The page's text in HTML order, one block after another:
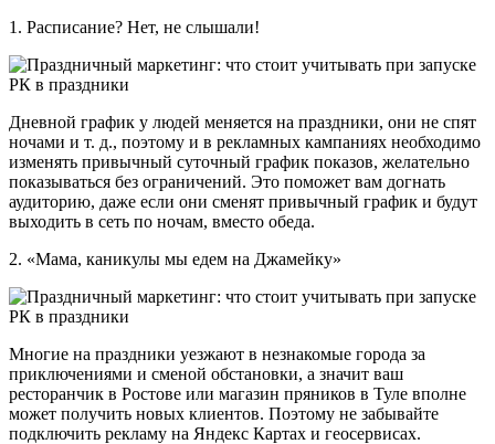
1. Расписание? Нет, не слышали!
Дневной график у людей меняется на праздники, они не спят
ночами и т. д., поэтому и в рекламных кампаниях необходимо
изменять привычный суточный график показов, желательно
показываться без ограничений. Это поможет вам догнать
аудиторию, даже если они сменят привычный график и будут
выходить в сеть по ночам, вместо обеда.
2. «Мама, каникулы мы едем на Джамейку»
Многие на праздники уезжают в незнакомые города за
приключениями и сменой обстановки, а значит ваш
ресторанчик в Ростове или магазин пряников в Туле вполне
может получить новых клиентов. Поэтому не забывайте
подключить рекламу на Яндекс Картах и геосервисах.